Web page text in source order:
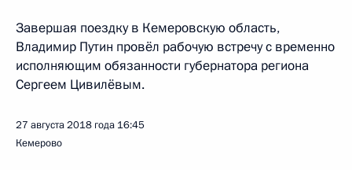
Завершая поездку в Кемеровскую область,
Владимир Путин провёл рабочую встречу с временно
исполняющим обязанности губернатора региона
Сергеем Цивилёвым.
27 августа 2018 года 16:45
Кемерово